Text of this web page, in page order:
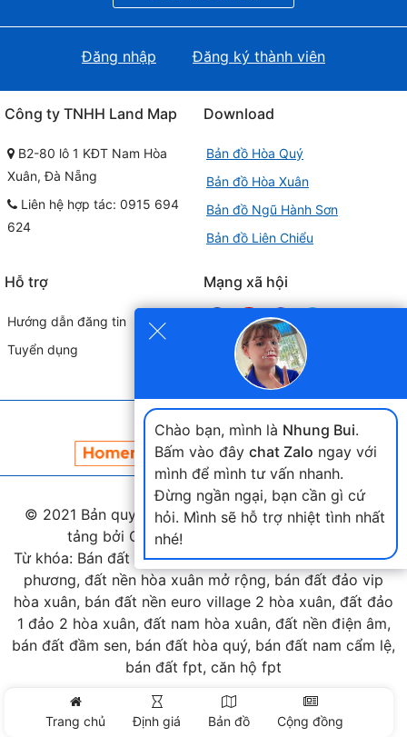
Trang chủ Định giá Bản đồ Cộng đồng
×
Chào bạn, mình là Nhung Bui.
Bấm vào đây chat Zalo ngay với
mình để mình tư vấn nhanh.
Đừng ngần ngại, bạn cần gì cứ
hỏi. Mình sẽ hỗ trợ nhiệt tình nhất
nhé!
Đăng nhập Đăng ký thành viên
Công ty TNHH Land Map
B2-80 lô 1 KĐT Nam Hòa
Xuân, Đà Nẵng
Liên hệ hợp tác: 0915 694
624
Download
Bản đồ Hòa Quý
Bản đồ Hòa Xuân
Bản đồ Ngũ Hành Sơn
Bản đồ Liên Chiểu
Hỗ trợ
Hướng dẫn đăng tin
Tuyển dụng
Mạng xã hội
© 2021 Bản quyền thuộclandmap.vn. Phát triển nền
tảng bởi Công ty Home Land Việt Nam.
Từ khóa: Bán đất hòa xuân, bán đất nam cầu nguyễn tri
phương, đất nền hòa xuân mở rộng, bán đất đảo vip
hòa xuân, bán đất nền euro village 2 hòa xuân, đất đảo
1 đảo 2 hòa xuân, đất nam hòa xuân, đất nền điện âm,
bán đất đầm sen, bán đất hòa quý, bán đất nam cẩm lệ,
bán đất fpt, căn hộ fpt